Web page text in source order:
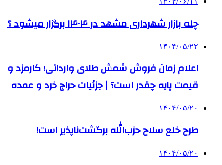
چله بازار شهرداری مشهد در ۱۴۰۴ برگزار میشود ؟
۱۴۰۴/۰۵/۲۲
اعلام زمان فروش شمش طلای وارداتی؛ کارمزد و
قیمت پایه چقدر است؟ | جزئیات حراج خرد و عمده
۱۴۰۴/۰۵/۲۰
طرح خلع سلاح حزب‌الله برگشت‌ناپذیر است!
۱۴۰۴/۰۵/۲۰